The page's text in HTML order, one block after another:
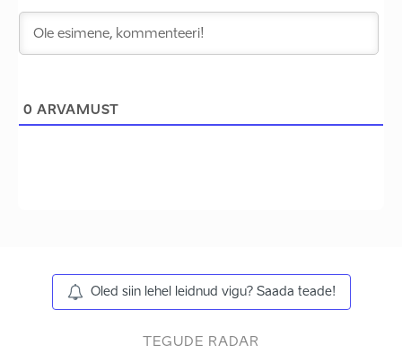
0 ARVAMUST
Oled siin lehel leidnud vigu? Saada teade!
TEGUDE RADAR